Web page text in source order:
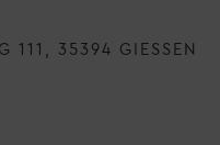
111, 35394 GIESSEN